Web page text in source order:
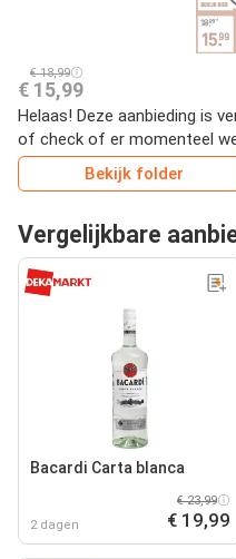
€ 18,99
€ 15,99
Helaas! Deze aanbieding is
of check of er momenteel
Bekijk folder
Vergelijkbare
Bacardi Carta blanca
2 dagen
€ 23,99
€ 19,99